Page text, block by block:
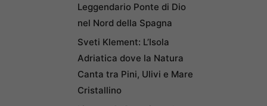
Leggendario Ponte di Dio
nel Nord della Spagna
Sveti Klement: L’Isola
Adriatica dove la Natura
Canta tra Pini, Ulivi e Mare
Cristallino